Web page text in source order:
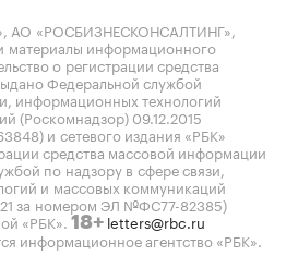
АО «РОСБИЗНЕСКОНСАЛТИНГ»,
материалы информационного
о регистрации средства
Федеральной службой
информационных технологий
(Роскомнадзор) 09.12.2015
и сетевого издания «РБК»
средства массовой информации
по надзору в сфере связи,
и массовых коммуникаций
за номером ЭЛ №ФС77-82385)
«РБК». 18+ letters@rbc.ru
информационное агентство «РБК».